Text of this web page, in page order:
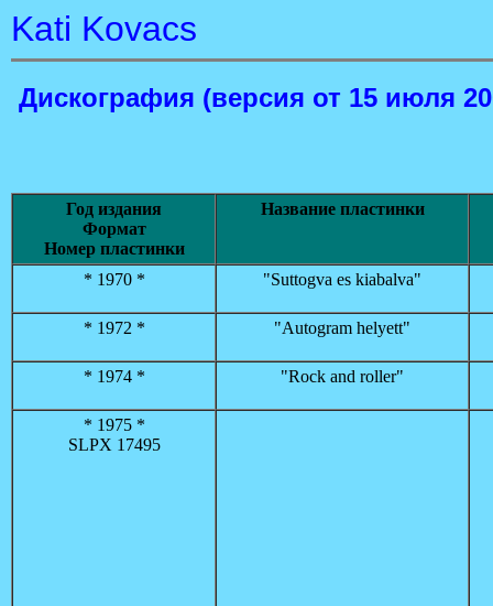
Kati Kovacs
Дискография (версия от 15 июля
Год издания
Формат
Номер пластинки
Название пластинки
* 1970 * "Suttogva es kiabalva"
* 1972 * "Autogram helyett"
* 1974 * "Rock and roller"
* 1975 *
SLPX 17495